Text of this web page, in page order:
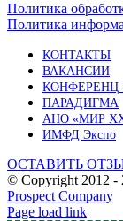
Политика
Политика
КОНТАКТЫ
ВАКАНСИИ
ПАРАДИГМА
АНО «МИР
ИМФД Экспо
ОСТАВИТЬ
© Copyright 2012 -
Prospect Company
Vk
Telegram
YouTube
Email
Page load link